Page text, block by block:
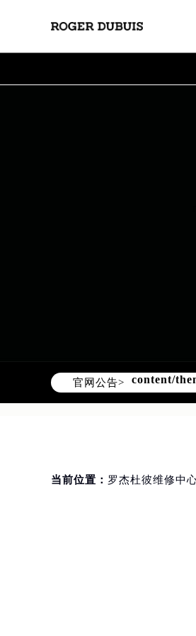
Warning: array_map(): Argument
官网公告>
content/
当前位置： 罗杰杜彼维修中